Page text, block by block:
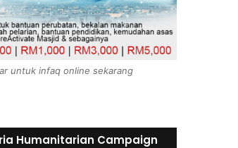
untuk infaq online sekarang
Humanitarian Campaign